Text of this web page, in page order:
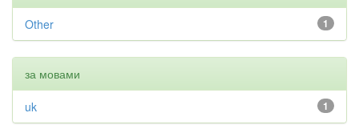
1
Other
за мовами
1
uk